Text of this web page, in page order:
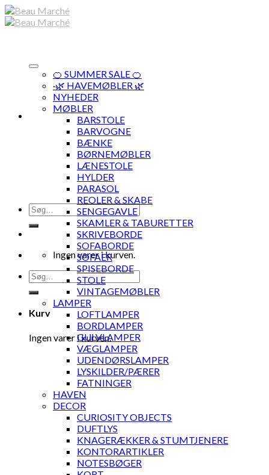
Skip
to
Søg
efter:
Ingen varer i kurven.
Søg
efter:
Kurv
Ingen varer i kurven.
🍊 SUMMER SALE 🍊
·🌿 HAVEMØBLER 🌿
NYHEDER
MØBLER
BARSTOLE
BARVOGNE
BÆNKE
BØRNEMØBLER
LÆNESTOLE
HYLDER
PARASOL
REOLER & SKABE
SENGEGAVLE
SKAMLER & TABURETTER
SKRIVEBORDE
SOFABORDE
SOFAER
SPISEBORDE
STOLE
VINTAGEMØBLER
LAMPER
LOFTLAMPER
BORDLAMPER
GULVLAMPER
VÆGLAMPER
UDENDØRSLAMPER
LYSKILDER/PÆRER
FATNINGER
HAVEN
DECOR
CURIOSITY OBJECTS
DUFTLYS
KNAGERÆKKER & STUMTJENERE
KONTORARTIKLER
NOTESBØGER